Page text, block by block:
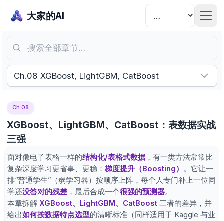
大家的AI
搜索全部章节…
Ch.08 XGBoost, LightGBM, CatBoost
Ch.08
XGBoost、LightGBM、CatBoost：表数据实战
三强
面对像电子表格一样的结构化/表格式数据，有一类方法常常比
复杂深度学习更省事、更稳： 梯度提升（Boosting） 。它让一
排“普通学生”（弱学习器）按顺序上阵，每个人专门补上一位同
学还没答对的残差，最后合成一个很强的预测器。
本章拆解 XGBoost、LightGBM、CatBoost三者的差异，并
给出如何按数据特点选型的清晰标准（同样适用于 Kaggle 与业